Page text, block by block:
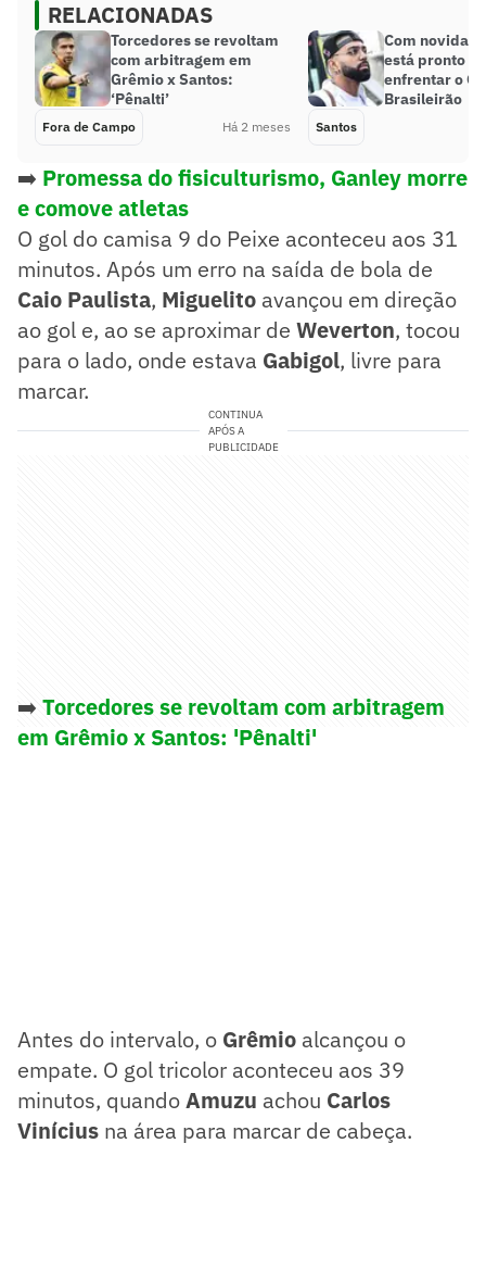
RELACIONADAS
Torcedores se revoltam
com arbitragem em
Grêmio x Santos:
‘Pênalti’
Fora de Campo Há 2 meses
Com
está pronto
enfrentar o
Brasileirão
Santos
➡️ Promessa do fisiculturismo, Ganley morre
e comove atletas
O gol do camisa 9 do Peixe aconteceu aos 31
minutos. Após um erro na saída de bola de
Caio Paulista, Miguelito avançou em direção
ao gol e, ao se aproximar de Weverton, tocou
para o lado, onde estava Gabigol, livre para
marcar.
CONTINUA
APÓS A
PUBLICIDADE
➡️ Torcedores se revoltam com arbitragem
em Grêmio x Santos: 'Pênalti'
Antes do intervalo, o Grêmio alcançou o
empate. O gol tricolor aconteceu aos 39
minutos, quandoAmuzu achou Carlos
Vinícius na área para marcar de cabeça.